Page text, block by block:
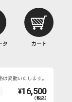
タ カート
変動いたします。
¥16,500
（税込）